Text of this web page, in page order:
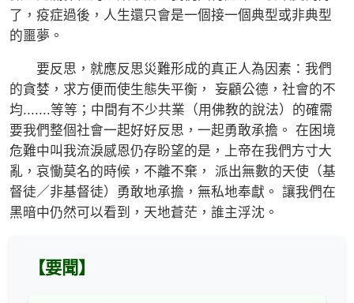
了，疫症過後，人生還只會是一個接一個典型或非典型
的噩夢。
要反思，就應反思災難形成的真正人為因素：我們
的貪婪，求方便而使生態失平衡， 妄顧公德，社會的不
均.......等等；中間有不少共業（用佛教的說法）的確需
要我們整個社會一起好好反思，一起勇敢承擔。 在困境
危難中叫我流淚感恩仍存盼望的是，上帝在我們方寸大
亂，哀慟莫名的時候，不離不棄， 派出無數的天使（基
督徒／非基督徒）勇敢地承擔，無私地奉獻。 讓我們在
黑暗中仍然可以看到，天地蒼茫，誰主浮沈。
【要聞】